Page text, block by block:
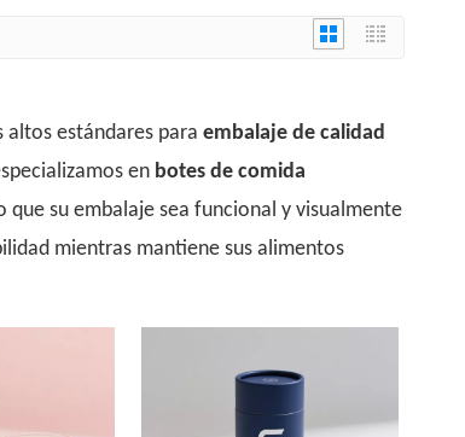
altos estándares para embalaje de calidad
en botes de comida
que su embalaje sea funcional y visualmente
mientras mantiene sus alimentos